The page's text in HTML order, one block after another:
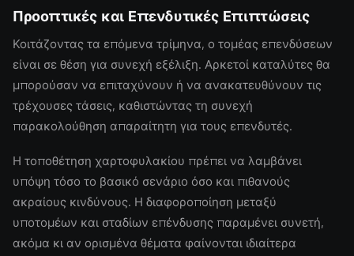
Προοπτικές και Επενδυτικές Επιπτώσεις
Κοιτάζοντας τα επόμενα τρίμηνα, ο τομέας επενδύσεων
είναι σε θέση για συνεχή εξέλιξη. Αρκετοί καταλύτες θα
μπορούσαν να επιταχύνουν ή να ανακατευθύνουν τις
τρέχουσες τάσεις, καθιστώντας τη συνεχή
παρακολούθηση απαραίτητη για τους επενδυτές.
Η τοποθέτηση χαρτοφυλακίου πρέπει να λαμβάνει
υπόψη τόσο το βασικό σενάριο όσο και πιθανούς
ακραίους κινδύνους. Η διαφοροποίηση μεταξύ
υποτομέων και σταδίων επένδυσης παραμένει συνετή,
ακόμα κι αν ορισμένα θέματα φαίνονται ιδιαίτερα